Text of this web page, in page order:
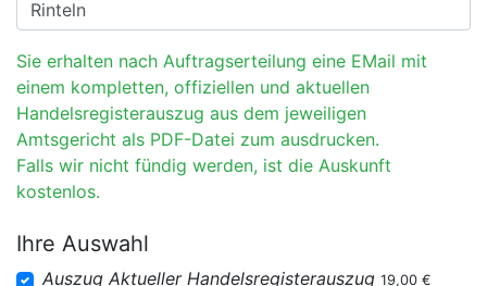
Sie erhalten nach Auftragserteilung eine EMail mit
einem kompletten, offiziellen und aktuellen
Handelsregisterauszug aus dem jeweiligen
Amtsgericht als PDF-Datei zum ausdrucken.
Falls wir nicht fündig werden, ist die Auskunft
kostenlos.
Ihre Auswahl
Auszug Aktueller Handelsregisterauszug 19,00 €